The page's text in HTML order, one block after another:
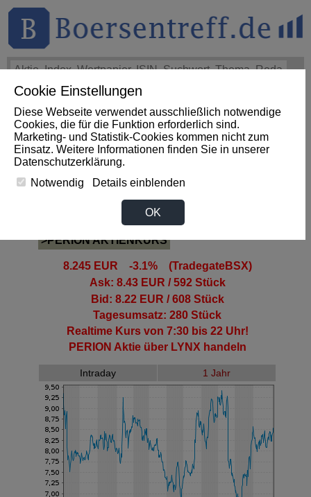
Cookie Einstellungen
Diese Webseite verwendet ausschließlich notwendige
Cookies, die für die Funktion erforderlich sind.
Marketing- und Statistik-Cookies kommen nicht zum
Einsatz. Weitere Informationen finden Sie in unserer
Datenschutzerklärung.
Notwendig
Details einblenden
OK
THEMEN HOT-STOCKS
Impact News +++ eBay Non-GAAP EPS of $1.60 beats by
$0.09, revenue of $3.1B beats by $80M (SeekingAlpha)
EBAY Aktie +3,07%
PERION Aktie
>PERION AKTIENKURS
8.245 EUR -3.1% (TradegateBSX)
Ask: 8.43 EUR / 592 Stück
Bid: 8.22 EUR / 608 Stück
Tagesumsatz: 280 Stück
Realtime Kurs von 7:30 bis 22 Uhr!
PERION Aktieüber LYNX handeln
Intraday 1 Jahr